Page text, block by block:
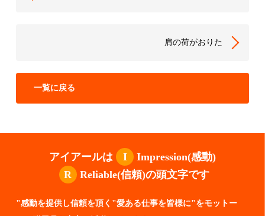
肩の荷がおりた
一覧に戻る
アイアールは I
Impression(感動)
R
Reliable(信頼)の頭文字です
"感動を提供し信頼を頂く"愛ある仕事を皆様に"をモットー